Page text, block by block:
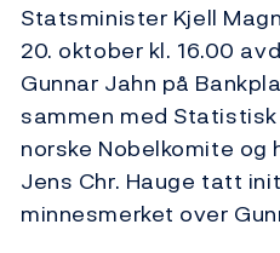
Statsminister Kjell
20. oktober kl. 16.00
Gunnar Jahn på
sammen med
norske Nobelkomite
Jens Chr. Hauge tatt
minnesmerket over